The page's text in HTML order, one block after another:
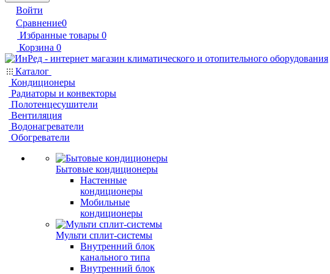
Войти
Сравнение0
Избранные товары 0
Корзина 0
Каталог
Кондиционеры
Радиаторы и конвекторы
Полотенцесушители
Вентиляция
Водонагреватели
Обогреватели
Бытовые кондиционеры
Настенные
кондиционеры
Мобильные
кондиционеры
Мульти сплит-системы
Внутренний блок
канального типа
Внутренний блок